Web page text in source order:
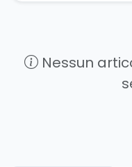
Nessun